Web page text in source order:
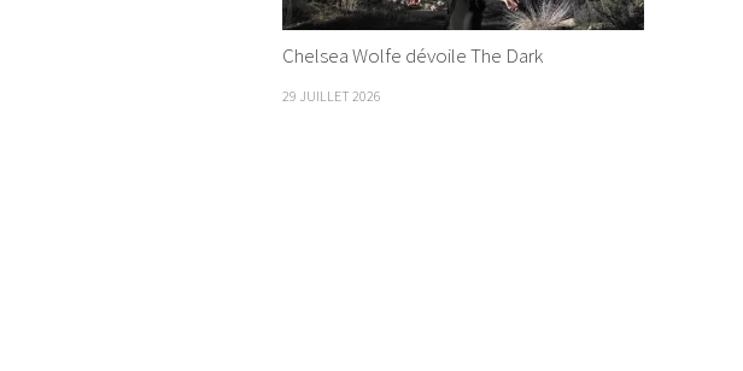
Chelsea Wolfe dévoile The Dark
29 JUILLET 2026